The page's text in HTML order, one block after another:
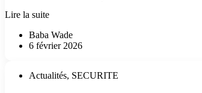
Lire la suiteCyberattaque
la
DAF
biométrie,
Baba Wade
6 février 2026
Actualités, SECURITE